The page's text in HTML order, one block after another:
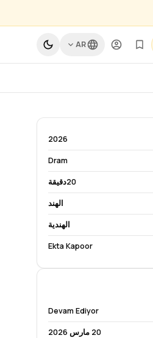
AR
2026
Dram
20دقيقة
الهند
الهندية
Ekta Kapoor
Devam Ediyor
20 مارس 2026